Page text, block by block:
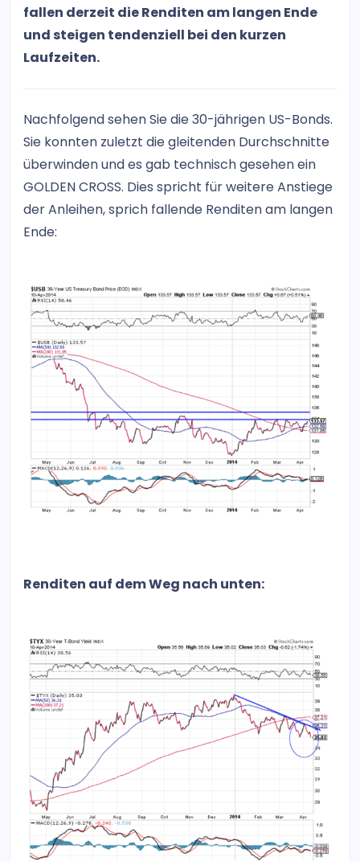
fallen derzeit die Renditen am langen Ende
und steigen tendenziell bei den kurzen
Laufzeiten.
Nachfolgend sehen Sie die 30-jährigen US-Bonds.
Sie konnten zuletzt die gleitenden Durchschnitte
überwinden und es gab technisch gesehen ein
GOLDEN CROSS. Dies spricht für weitere Anstiege
der Anleihen, sprich fallende Renditen am langen
Ende:
Renditen auf dem Weg nach unten: